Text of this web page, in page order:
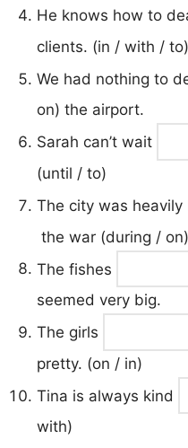
He knows how to
clients. (in / with / to)
We had nothing to
on) the airport.
Sarah can’t wait
(until / to)
The city was heavily
the war (during / on)
The fishes
seemed very big.
The girls
pretty. (on / in)
Tina is always kind
with)